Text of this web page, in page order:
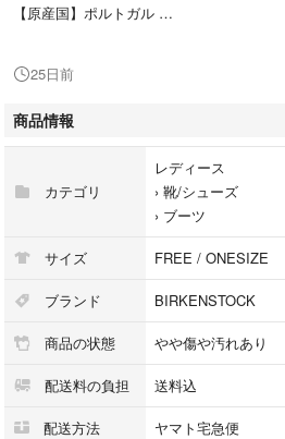
【原産国】ポルトガル
ブーツカット：ミドル
ヒール高さ：0～3cm
ブーツカット：ミドル
※商品は複数サイトで共有している為シス
すが、ずれが生じ欠品となる場合もござい
【商品コード】0327326M0004
【コンディションについて】
RAGTAG Onlineでは商品がユーズドであ
商品の状態を下記の基準で表示しており
内容をよくご確認ください。
25日前
商品情報
カテゴリ
レディース
› 靴/シューズ
› ブーツ
サイズ FREE / ONESIZE
ブランド BIRKENSTOCK
商品の状態 やや傷や汚れあり
配送料の負担 送料込
配送方法 ヤマト宅急便